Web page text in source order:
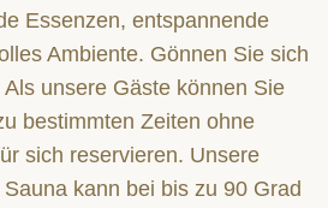
Essenzen, entspannende
Ambiente. Gönnen Sie sich
unsere Gäste können Sie
bestimmten Zeiten ohne
sich reservieren. Unsere
kann bei bis zu 90 Grad